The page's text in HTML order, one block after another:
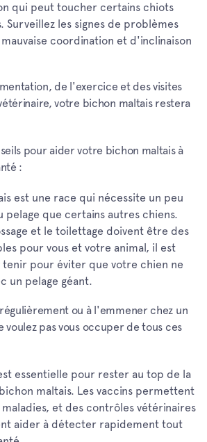
qui peut toucher certains chiots
Surveillez les signes de problèmes
coordination et d'inclinaison
de l'exercice et des visites
votre bichon maltais restera
pour aider votre bichon maltais à
:
est une race qui nécessite un peu
pelage que certains autres chiens.
et le toilettage doivent être des
pour vous et votre animal, il est
tenir pour éviter que votre chien ne
un pelage géant.
ou à l'emmener chez un
voulez pas vous occuper de tous ces
essentielle pour rester au top de la
maltais. Les vaccins permettent
et des contrôles vétérinaires
aider à détecter rapidement tout